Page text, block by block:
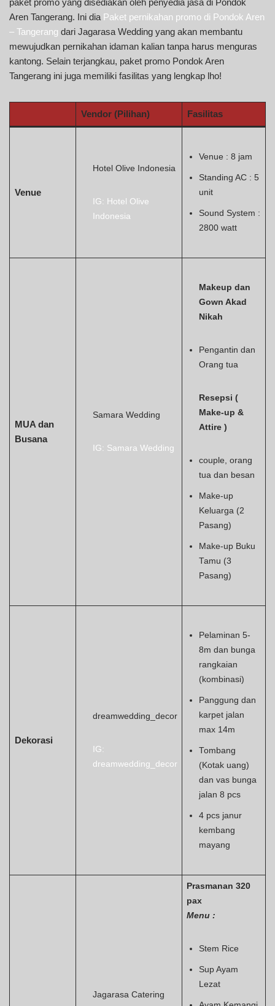
paket promo yang disediakan oleh penyedia jasa di Pondok
Aren Tangerang. Ini dia Paket pernikahan promo di Pondok Aren
– Tangerang dari Jagarasa Wedding yang akan membantu
mewujudkan pernikahan idaman kalian tanpa harus menguras
kantong. Selain terjangkau, paket promo Pondok Aren
Tangerang ini juga memiliki fasilitas yang lengkap lho!
Vendor (Pilihan) Fasilitas
Venue
Hotel Olive Indonesia
IG: Hotel Olive
Indonesia
Venue : 8 jam
Standing AC : 5
unit
Sound System :
2800 watt
MUA dan
Busana
Samara Wedding
IG: Samara Wedding
Makeup dan
Gown Akad
Nikah
Pengantin dan
Orang tua
Resepsi (
Make-up &
Attire )
couple, orang
tua dan besan
Make-up
Keluarga (2
Pasang)
Make-up Buku
Tamu (3
Pasang)
Dekorasi
dreamwedding_decor
IG:
dreamwedding_decor
Pelaminan 5-
8m dan bunga
rangkaian
(kombinasi)
Panggung dan
karpet jalan
max 14m
Tombang
(Kotak uang)
dan vas bunga
jalan 8 pcs
4 pcs janur
kembang
mayang
Jagarasa Catering
Prasmanan 320
pax
Menu :
Stem Rice
Sup Ayam
Lezat